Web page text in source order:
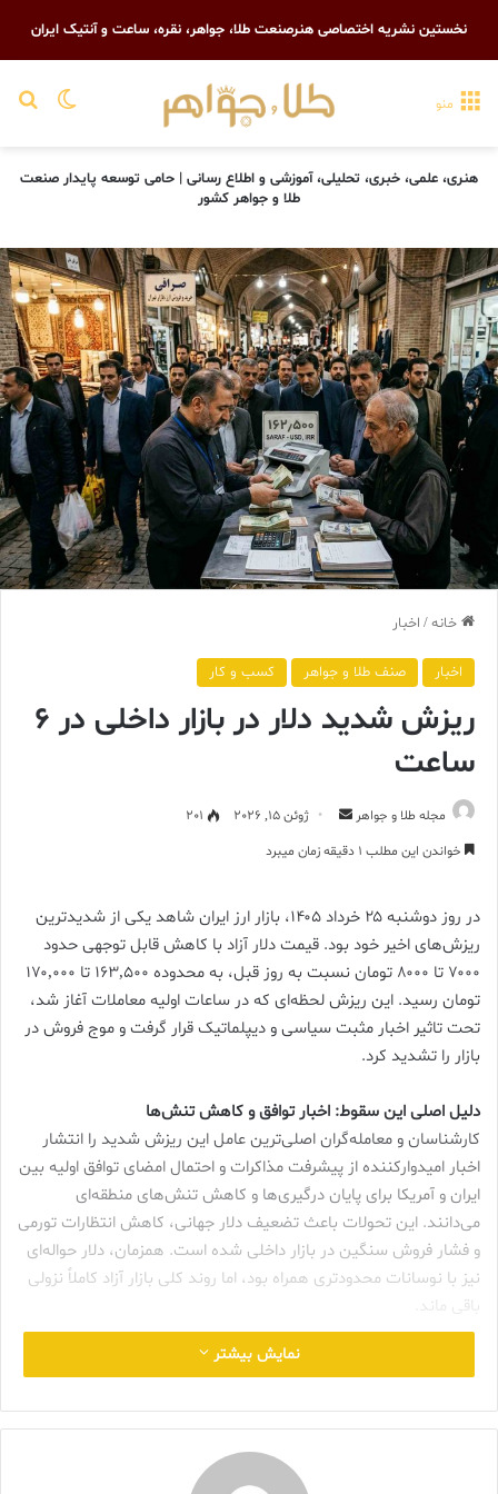
نخستین نشریه اختصاصی هنرصنعت طلا، جواهر، نقره، ساعت و آنتیک ایران
تغییر منو
هنری، علمی، خبری، تحلیلی، آموزشی و اطلاع رسانی | حامی توسعه پایدار صنعت
طلا و جواهر کشور
خانه/ اخبار
اخبار صنف طلا و جواهر کسب و کار
ریزش شدید دلار در بازار داخلی در 6
ساعت
مجله طلا و جواهر
ارسال ژوئن 15, 2026
201
خواندن این مطلب 1 دقیقه زمان میبرد
در روز دوشنبه ۲۵ خرداد ۱۴۰۵، بازار ارز ایران شاهد یکی از شدیدترین
ریزش‌های اخیر خود بود. قیمت دلار آزاد با کاهش قابل توجهی حدود
۷۰۰۰ تا ۸۰۰۰ تومان نسبت به روز قبل، به محدوده ۱۶۳,۵۰۰ تا ۱۷۰,۰۰۰
تومان رسید. این ریزش لحظه‌ای که در ساعات اولیه معاملات آغاز شد،
تحت تاثیر اخبار مثبت سیاسی و دیپلماتیک قرار گرفت و موج فروش در
بازار را تشدید کرد.
دلیل اصلی این سقوط: اخبار توافق و کاهش تنش‌ها
کارشناسان و معامله‌گران اصلی‌ترین عامل این ریزش شدید را انتشار
اخبار امیدوارکننده از پیشرفت مذاکرات و احتمال امضای توافق اولیه بین
ایران و آمریکا برای پایان درگیری‌ها و کاهش تنش‌های منطقه‌ای
می‌دانند. این تحولات باعث تضعیف دلار جهانی، کاهش انتظارات تورمی
و فشار فروش سنگین در بازار داخلی شده است. همزمان، دلار حواله‌ای
نیز با نوسانات محدودتری همراه بود، اما روند کلی بازار آزاد کاملاً نزولی
باقی ماند.
خواهد بود. با کاهش ارزش دلار، انتظار می‌رود قیمت سکه و طلای
آب‌شده نیز با عقب‌نشینی مواجه شود و جذابیت خرید برای
مصرف‌کنندگان و سرمایه‌گذاران افزایش یابد. فعالان صنعت طلا و جواهر
نمایش بیشتر